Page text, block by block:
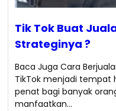
Tik Tok Buat
Strateginya ?
Baca Juga Cara
TikTok menjadi tempat
penat bagi banyak
manfaatkan…